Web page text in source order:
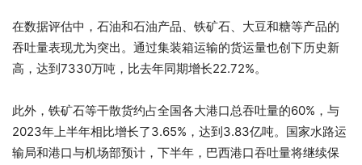
在数据评估中，石油和石油产品、铁矿石、大豆和糖等产品的
吞吐量表现尤为突出。通过集装箱运输的货运量也创下历史新
高，达到7330万吨，比去年同期增长22.72%。
此外，铁矿石等干散货约占全国各大港口总吞吐量的60%，与
2023年上半年相比增长了3.65%，达到3.83亿吨。国家水路运
输局和港口与机场部预计，下半年，巴西港口吞吐量将继续保